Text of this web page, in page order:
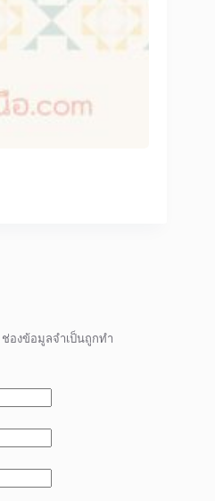
ช่องข้อมูลจำเป็นถูกทำ